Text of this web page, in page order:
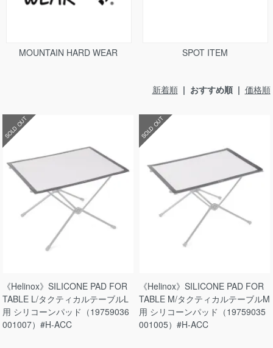
MOUNTAIN HARD WEAR SPOT ITEM
新着順| おすすめ順 | 価格順
SOLD OUT
《Helinox》SILICONE PAD FOR
TABLE L/タクティカルテーブルL
用 シリコーンパッド（19759036
001007）#H-ACC
SOLD OUT
《Helinox》SILICONE PAD FOR
TABLE M/タクティカルテーブルM
用 シリコーンパッド（19759035
001005）#H-ACC